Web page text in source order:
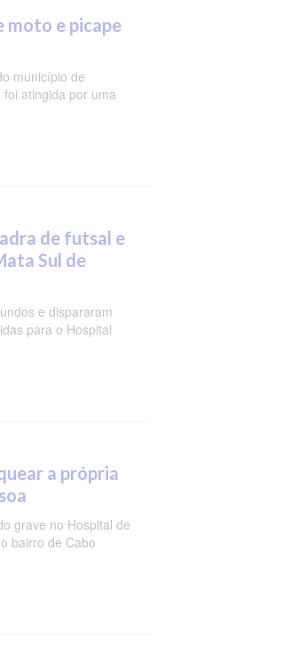
moto e picape
município de
atingida por uma
de futsal e
Sul de
e dispararam
para o Hospital
a própria
grave no Hospital de
bairro de Cabo